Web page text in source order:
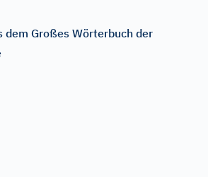
Großes Wörterbuch der